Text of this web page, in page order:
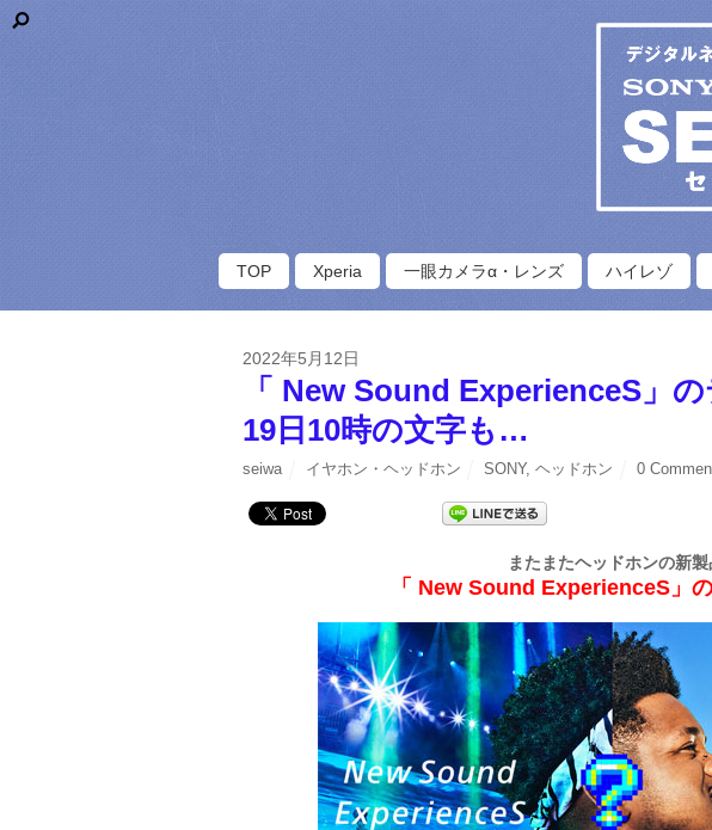
TOP Xperia 一眼カメラα・レンズ ハイレゾ
2022年5月12日
「 New Sound ExperienceS」
19日10時の文字も…
seiwa イヤホン・ヘッドホン SONY,ヘッドホン 0
またまたヘッドホンの新製
「 New Sound ExperienceS」